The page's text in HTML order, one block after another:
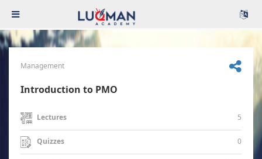
Management
Introduction to PMO
Lectures 5
Quizzes 0